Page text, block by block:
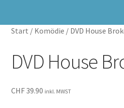
Start / Komödie / DVD House
DVD House
CHF39.90 inkl. MWST